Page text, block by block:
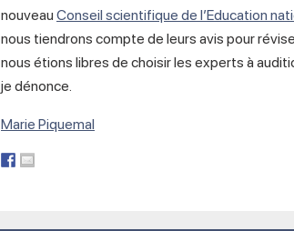
nouveau Conseil scientifique de l’Education
nous tiendrons compte de leurs avis pour
nous étions libres de choisir les experts à
je dénonce.
Marie Piquemal